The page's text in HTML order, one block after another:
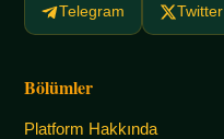
Telegram Twitter
Bölümler
Platform Hakkında